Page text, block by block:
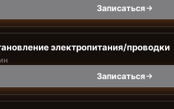
Записаться
электропитания/проводки
Записаться